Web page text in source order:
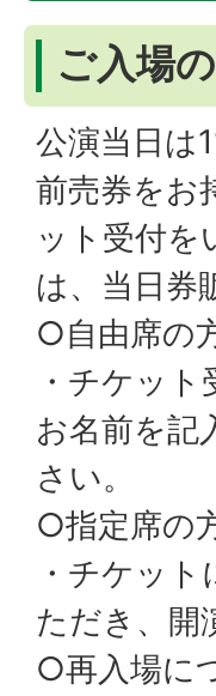
ご入場
公演当日は
前売券をお
ット受付を
は、当日券
○自由席の
・チケッ
お名前を記
さい。
○指定席の
・チケッ
ただき、開
○再入場に